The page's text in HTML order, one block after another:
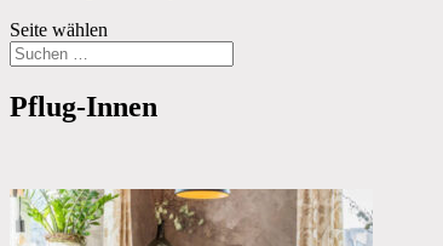
Seite wählen
Pflug-Innen